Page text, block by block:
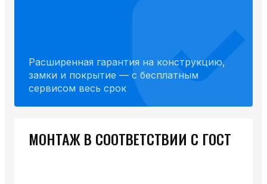
Расширенная гарантия на конструкцию,
замки и покрытие — с бесплатным
сервисом весь срок
МОНТАЖ В СООТВЕТСТВИИ С ГОСТ